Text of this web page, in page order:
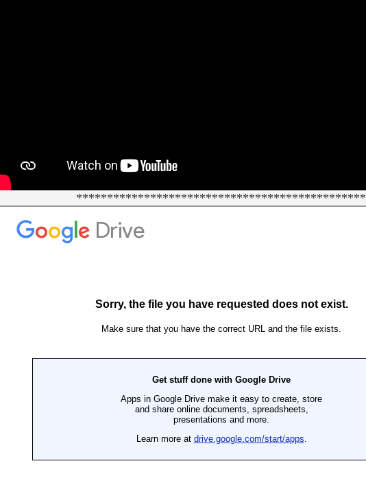
***********************************************